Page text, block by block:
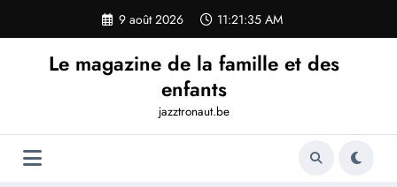
contenu
9 août 2026 11:21:36 AM
Le magazine de la famille et des
enfants
jazztronaut.be